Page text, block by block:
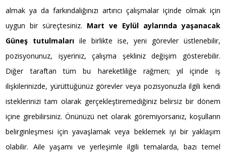
almak ya da farkındalığınızı artırıcı çalışmalar içinde olmak için
uygun bir süreçtesiniz. Mart ve Eylül aylarında yaşanacak
Güneş tutulmaları ile birlikte ise, yeni görevler üstlenebilir,
pozisyonunuz, işyeriniz, çalışma şekliniz değişim gösterebilir.
Diğer taraftan tüm bu hareketliliğe rağmen; yıl içinde iş
ilişkilerinizde, yürüttüğünüz görevler veya pozisyonuzla ilgili kendi
isteklerinizi tam olarak gerçekleştiremediğiniz belirsiz bir dönem
içine girebilirsiniz. Önünüzü net olarak göremiyorsanız, koşulların
belirginleşmesi için yavaşlamak veya beklemek iyi bir yaklaşım
olabilir. Aile yaşamı ve yerleşimle ilgili temalarda, bazı temel